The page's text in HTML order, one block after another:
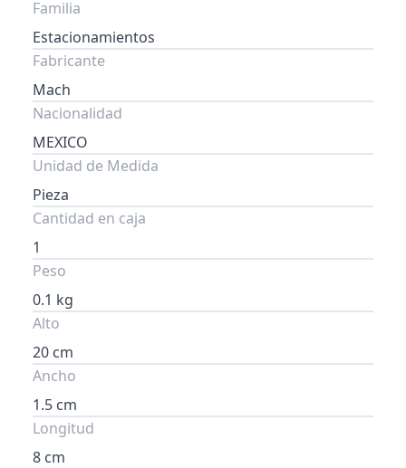
Familia
Estacionamientos
Fabricante
Mach
Nacionalidad
MEXICO
Unidad de Medida
Pieza
Cantidad en caja
1
Peso
0.1 kg
Alto
20 cm
Ancho
1.5 cm
Longitud
8 cm